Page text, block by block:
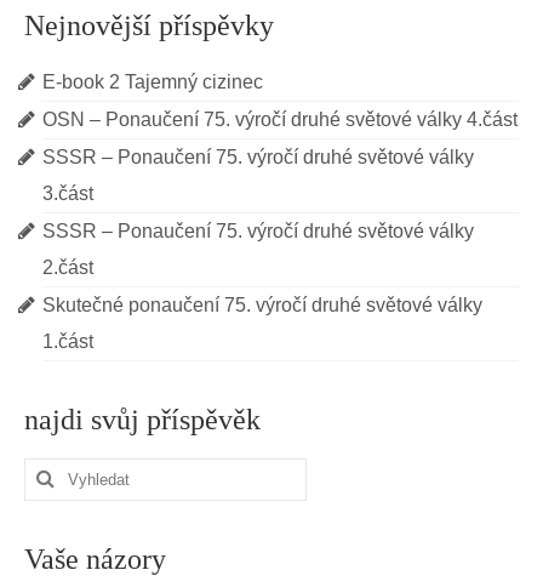
Nejnovější příspěvky
E-book 2 Tajemný cizinec
OSN – Ponaučení 75. výročí druhé světové války 4.část
SSSR – Ponaučení 75. výročí druhé světové války
3.část
SSSR – Ponaučení 75. výročí druhé světové války
2.část
Skutečné ponaučení 75. výročí druhé světové války
1.část
najdi svůj příspěvěk
Vaše názory